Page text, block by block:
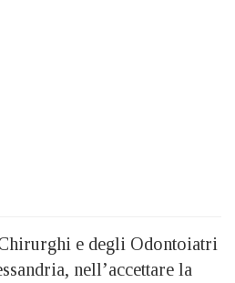
e degli Odontoiatri
nell’accettare la